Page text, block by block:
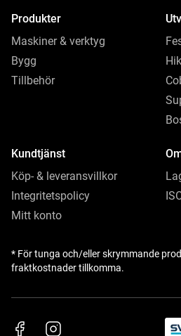
Produkter
Maskiner & verktyg
Bygg
Tillbehör
Kundtjänst
Köp- & leveransvillkor
Integritetspolicy
Mitt konto
* För tunga och/eller skrymmande
fraktkostnader tillkomma.